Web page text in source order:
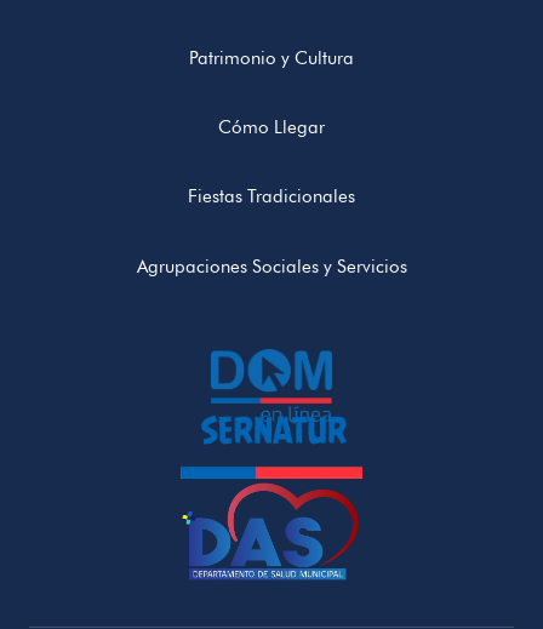
Patrimonio y Cultura
Cómo Llegar
Fiestas Tradicionales
Agrupaciones Sociales y Servicios